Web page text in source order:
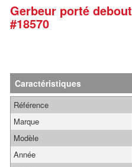
Gerbeur porté debout
#18570
Caractéristiques
Référence
Marque
Modèle
Année